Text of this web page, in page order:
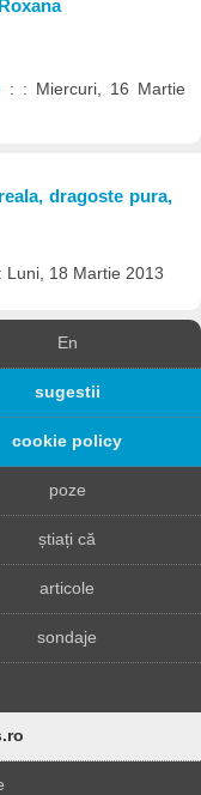
: : Miercuri, 16 Martie
dragoste pura,
Luni, 18 Martie 2013
En
sugestii
cookie policy
poze
știați că
articole
sondaje